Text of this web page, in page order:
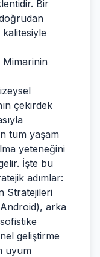
Bir
Mimarinin
çekirdek
tüm yaşam
yeteneğini
İşte bu
adımlar:
Stratejileri
arka
geliştirme
uyum